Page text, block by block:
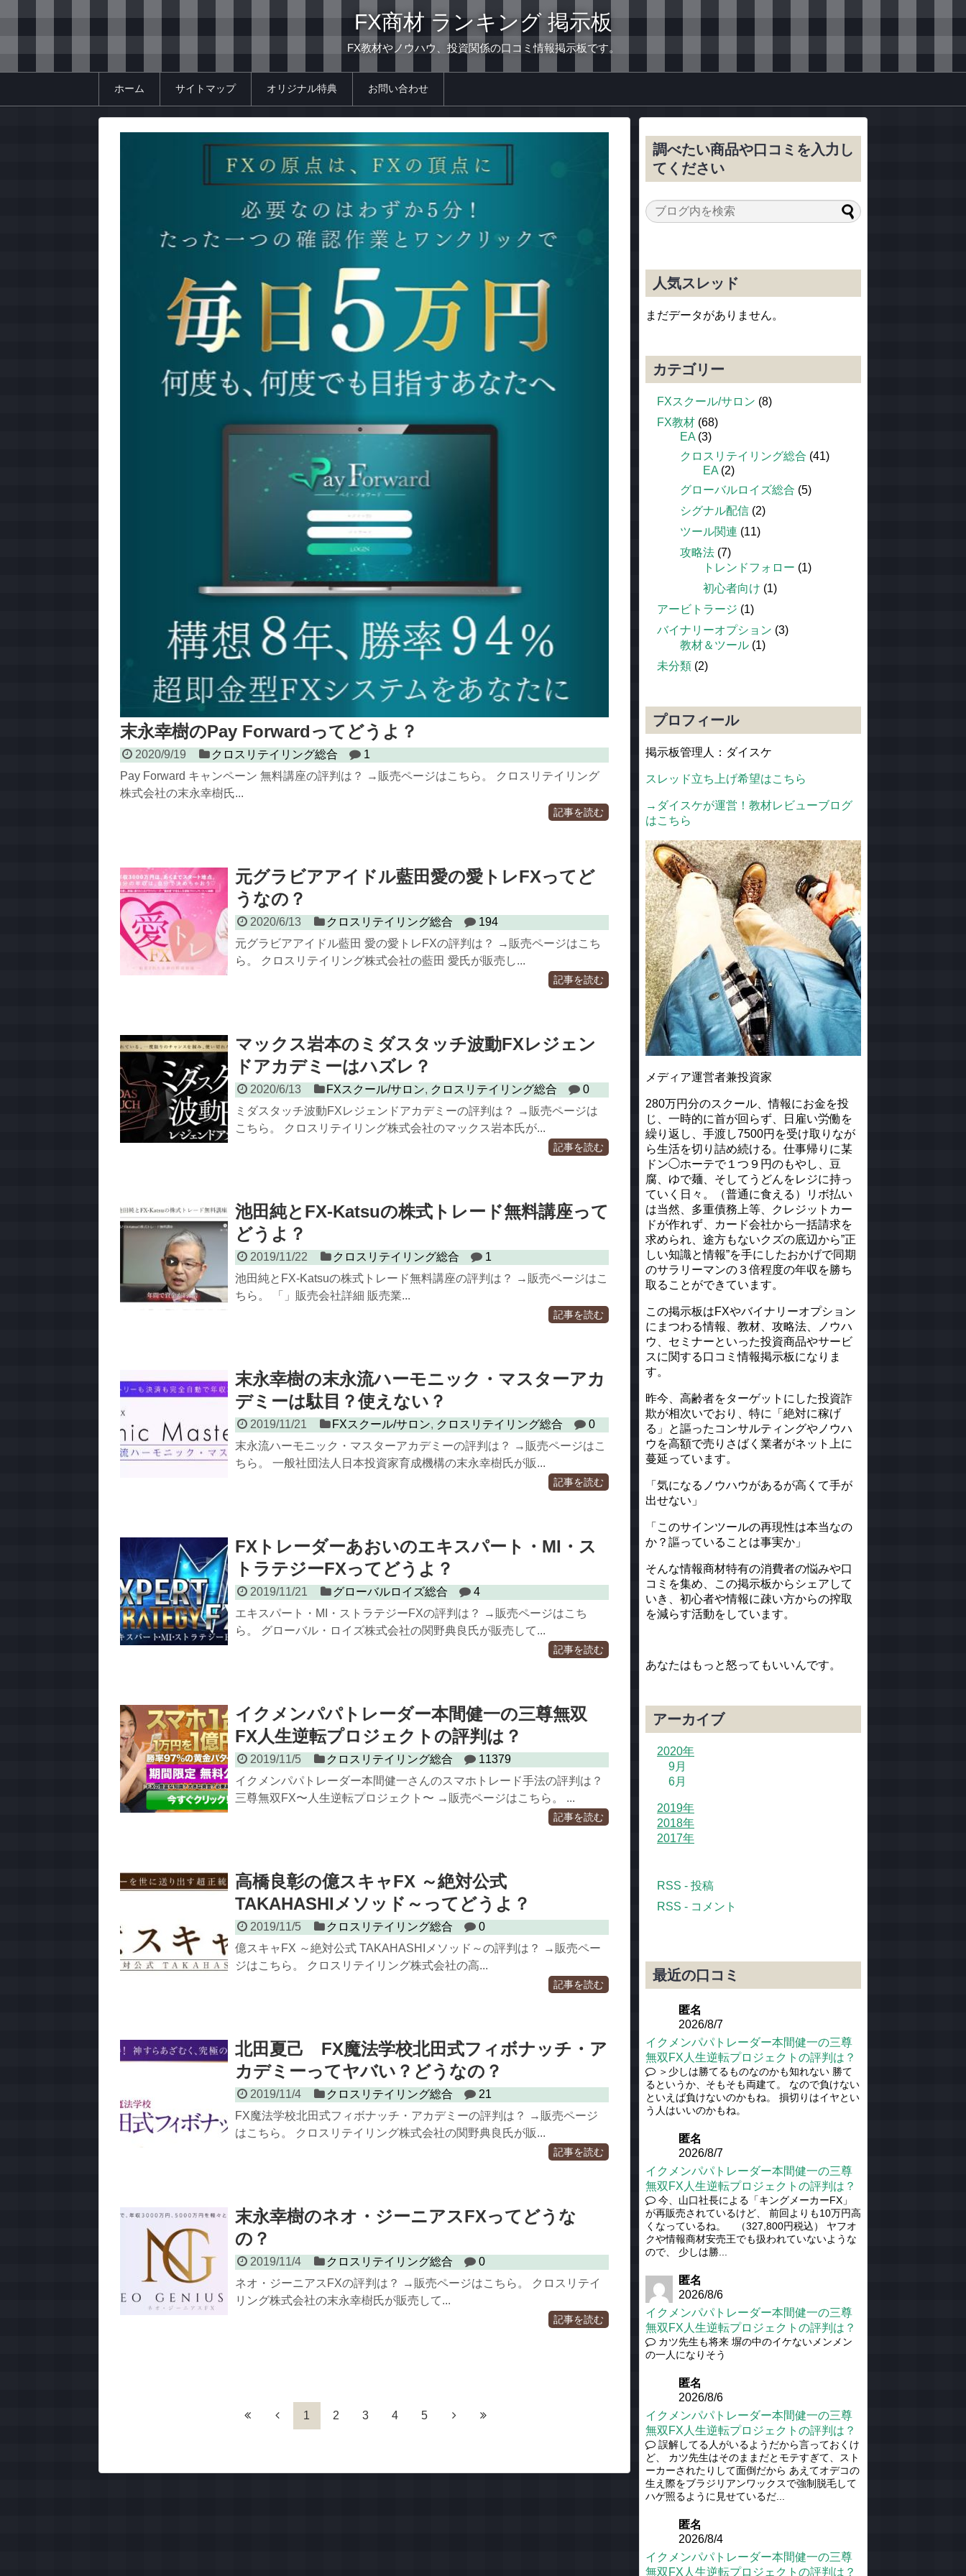
FX商材 ランキング 掲示板
FX教材やノウハウ、投資関係の口コミ情報掲示板です。
ホーム サイトマップ オリジナル特典 お問い合わせ
末永幸樹のPay Forwardってどうよ？
2020/9/19 クロスリテイリング総合
1
Pay Forward キャンペーン 無料講座の評判は？ →販売ページはこちら。 クロスリテイリング
株式会社の末永幸樹氏...
記事を読む
元グラビアアイドル藍田愛の愛トレFXってど
うなの？
2020/6/13 クロスリテイリング総合
194
元グラビアアイドル藍田 愛の愛トレFXの評判は？ →販売ページはこち
ら。 クロスリテイリング株式会社の藍田 愛氏が販売し...
記事を読む
マックス岩本のミダスタッチ波動FXレジェン
ドアカデミーはハズレ？
2020/6/13 FXスクール/サロン, クロスリテイリング総合
0
ミダスタッチ波動FXレジェンドアカデミーの評判は？ →販売ページは
こちら。 クロスリテイリング株式会社のマックス岩本氏が...
記事を読む
池田純とFX-Katsuの株式トレード無料講座って
どうよ？
2019/11/22 クロスリテイリング総合
1
池田純とFX-Katsuの株式トレード無料講座の評判は？ →販売ページはこ
ちら。 「」販売会社詳細 販売業...
記事を読む
末永幸樹の末永流ハーモニック・マスターアカ
デミーは駄目？使えない？
2019/11/21 FXスクール/サロン, クロスリテイリング総合
0
末永流ハーモニック・マスターアカデミーの評判は？ →販売ページはこ
ちら。 一般社団法人日本投資家育成機構の末永幸樹氏が販...
記事を読む
FXトレーダーあおいのエキスパート・MI・ス
トラテジーFXってどうよ？
2019/11/21 グローバルロイズ総合
4
エキスパート・MI・ストラテジーFXの評判は？ →販売ページはこち
ら。 グローバル・ロイズ株式会社の関野典良氏が販売して...
記事を読む
イクメンパパトレーダー本間健一の三尊無双
FX人生逆転プロジェクトの評判は？
2019/11/5 クロスリテイリング総合
11379
イクメンパパトレーダー本間健一さんのスマホトレード手法の評判は？
三尊無双FX〜人生逆転プロジェクト〜 →販売ページはこちら。 ...
記事を読む
高橋良彰の億スキャFX ～絶対公式
TAKAHASHIメソッド～ってどうよ？
2019/11/5 クロスリテイリング総合
0
億スキャFX ～絶対公式 TAKAHASHIメソッド～の評判は？ →販売ペー
ジはこちら。 クロスリテイリング株式会社の高...
記事を読む
北田夏己 FX魔法学校北田式フィボナッチ・ア
カデミーってヤバい？どうなの？
2019/11/4 クロスリテイリング総合
21
FX魔法学校北田式フィボナッチ・アカデミーの評判は？ →販売ページ
はこちら。 クロスリテイリング株式会社の関野典良氏が販...
記事を読む
末永幸樹のネオ・ジーニアスFXってどうな
の？
2019/11/4 クロスリテイリング総合
0
ネオ・ジーニアスFXの評判は？ →販売ページはこちら。 クロスリテイ
リング株式会社の末永幸樹氏が販売して...
記事を読む
1 2 3 4 5
調べたい商品や口コミを入力し
てください
人気スレッド
まだデータがありません。
カテゴリー
FXスクール/サロン (8)
FX教材 (68)
EA (3)
クロスリテイリング総合 (41)
EA (2)
グローバルロイズ総合 (5)
シグナル配信 (2)
ツール関連 (11)
攻略法 (7)
トレンドフォロー (1)
初心者向け (1)
アービトラージ (1)
バイナリーオプション (3)
教材＆ツール (1)
未分類 (2)
プロフィール
掲示板管理人：ダイスケ
スレッド立ち上げ希望はこちら
→ダイスケが運営！ 教材レビューブログ
はこちら
メディア運営者兼投資家
280万円分のスクール、情報にお金を投
じ、一時的に首が回らず、日雇い労働を
繰り返し、手渡し7500円を受け取りなが
ら生活を切り詰め続ける。仕事帰りに某
ドン◯ホーテで１つ９円のもやし、豆
腐、ゆで麺、そしてうどんをレジに持っ
ていく日々。（普通に食える）リボ払い
は当然、多重債務上等、クレジットカー
ドが作れず、カード会社から一括請求を
求められ、途方もないクズの底辺から”正
しい知識と情報”を手にしたおかげで同期
のサラリーマンの３倍程度の年収を勝ち
取ることができています。
この掲示板はFXやバイナリーオプション
にまつわる情報、教材、攻略法、ノウハ
ウ、セミナーといった投資商品やサービ
スに関する口コミ情報掲示板になりま
す。
昨今、高齢者をターゲットにした投資詐
欺が相次いでおり、特に「絶対に稼げ
る」と謳ったコンサルティングやノウハ
ウを高額で売りさばく業者がネット上に
蔓延っています。
「気になるノウハウがあるが高くて手が
出せない」
「このサインツールの再現性は本当なの
か？謳っていることは事実か」
そんな情報商材特有の消費者の悩みや口
コミを集め、この掲示板からシェアして
いき、初心者や情報に疎い方からの搾取
を減らす活動をしています。
あなたはもっと怒ってもいいんです。
アーカイブ
2020年
9月
6月
2019年
2018年
2017年
RSS - 投稿
RSS - コメント
最近の口コミ
匿名
2026/8/7
イクメンパパトレーダー本間健一の三尊
無双FX人生逆転プロジェクトの評判は？
＞少しは勝てるものなのかも知れない 勝て
るというか、そもそも両建て。 なので負けない
といえば負けないのかもね。 損切りはイヤとい
う人はいいのかもね。
匿名
2026/8/7
イクメンパパトレーダー本間健一の三尊
無双FX人生逆転プロジェクトの評判は？
今、山口社長による「キングメーカーFX」
が再販売されているけど、 前回よりも10万円高
くなっているね。 （327,800円税込） ヤフオ
クや情報商材安売王でも扱われていないような
ので、 少しは勝...
匿名
2026/8/6
イクメンパパトレーダー本間健一の三尊
無双FX人生逆転プロジェクトの評判は？
カツ先生も将来 塀の中のイケないメンメン
の一人になりそう
匿名
2026/8/6
イクメンパパトレーダー本間健一の三尊
無双FX人生逆転プロジェクトの評判は？
誤解してる人がいるようだから言っておくけ
ど、 カツ先生はそのままだとモテすぎて、スト
ーカーされたりして面倒だから あえてオデコの
生え際をブラジリアンワックスで強制脱毛して
ハゲ照るように見せているだ...
匿名
2026/8/4
イクメンパパトレーダー本間健一の三尊
無双FX人生逆転プロジェクトの評判は？